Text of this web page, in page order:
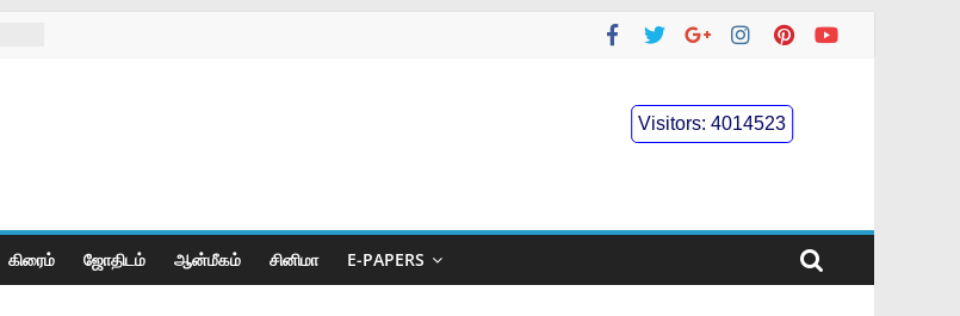
Visitors:4014523
கிரைம் ஜோ‌திட‌ம் ஆன்மீகம் சினிமா E-PAPERS